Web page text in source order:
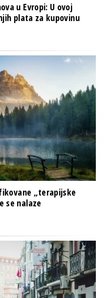
u Evropi: U ovoj
plata za kupovinu
„terapijske
se nalaze